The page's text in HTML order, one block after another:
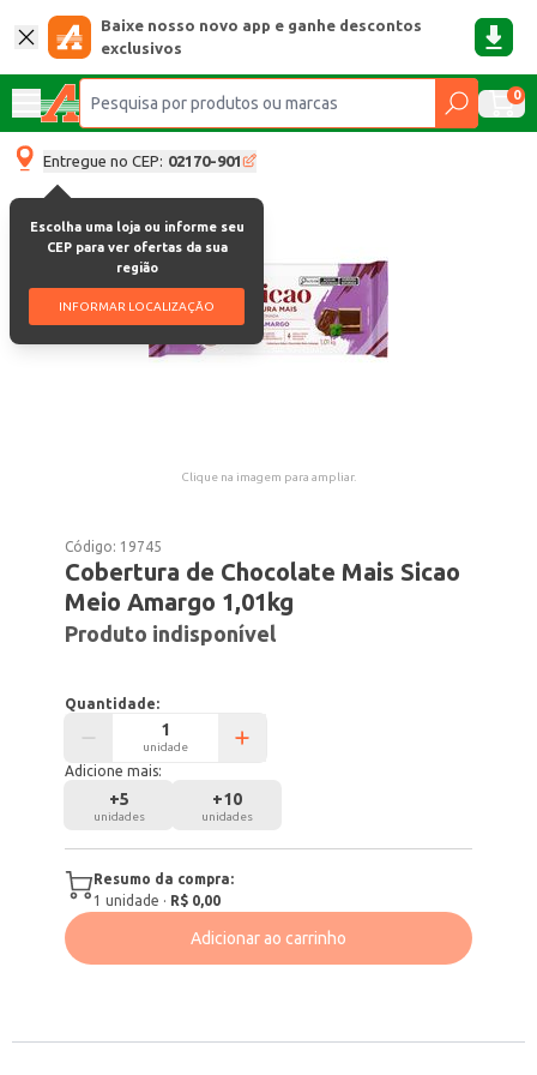
Baixe nosso novo app e ganhe descontos
exclusivos
0
Entregue no CEP: 02170-901
Escolha uma loja ou informe seu
CEP para ver ofertas da sua
região
INFORMAR LOCALIZAÇÃO
Clique na imagem para ampliar.
Código: 19745
Cobertura de Chocolate Mais Sicao
Meio Amargo 1,01kg
Produto indisponível
Quantidade:
unidade
Adicione mais:
+5
unidades
+10
unidades
Resumo da compra:
1 unidade · R$ 0,00
Adicionar ao carrinho